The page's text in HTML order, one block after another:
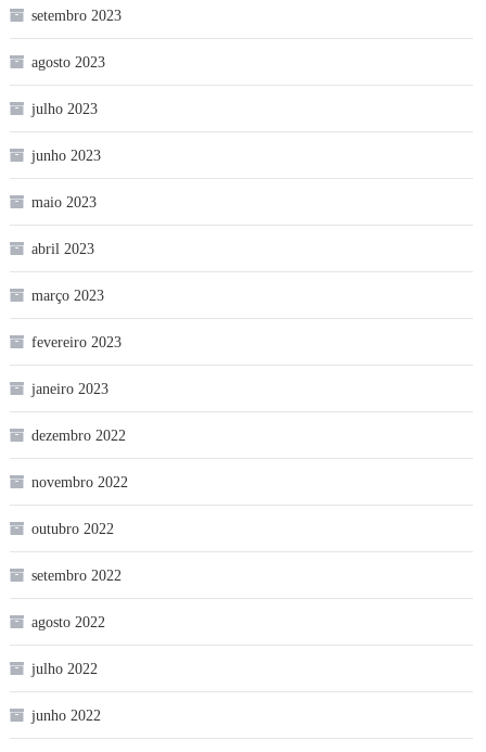
setembro 2023
agosto 2023
julho 2023
junho 2023
maio 2023
abril 2023
março 2023
fevereiro 2023
janeiro 2023
dezembro 2022
novembro 2022
outubro 2022
setembro 2022
agosto 2022
julho 2022
junho 2022